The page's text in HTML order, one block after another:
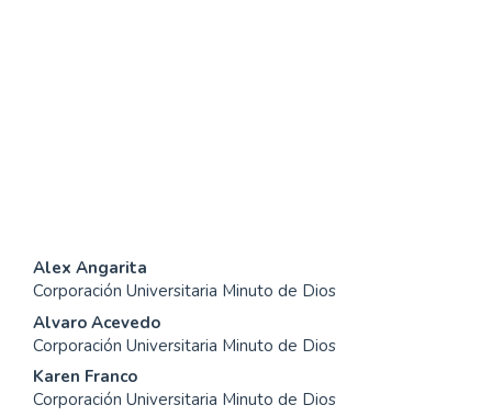
Contenido
principal
del
artículo
Alex Angarita
Corporación Universitaria Minuto de Dios
Alvaro Acevedo
Corporación Universitaria Minuto de Dios
Karen Franco
Corporación Universitaria Minuto de Dios